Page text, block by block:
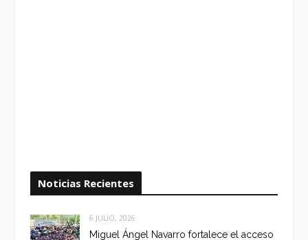
Noticias Recientes
6 JULIO, 2026
Miguel Ángel Navarro fortalece el acceso